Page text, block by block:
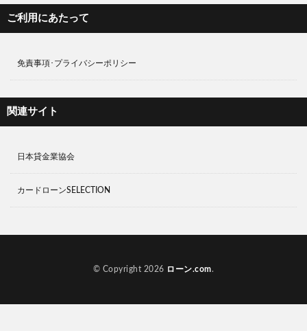
ご利用にあたって
免責事項･プライバシーポリシー
関連サイト
日本貸金業協会
カードローンSELECTION
© Copyright 2026 ローン.com.